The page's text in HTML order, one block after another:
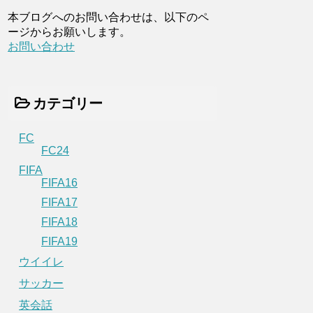
本ブログへのお問い合わせは、以下のペ
ージからお願いします。
お問い合わせ
カテゴリー
FC
FC24
FIFA
FIFA16
FIFA17
FIFA18
FIFA19
ウイイレ
サッカー
英会話